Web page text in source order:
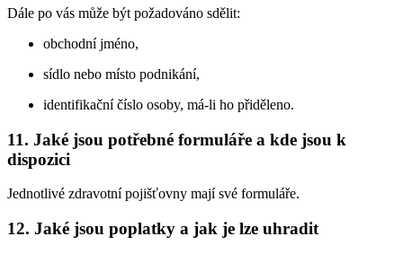
Dále po vás může být požadováno sdělit:
obchodní jméno,
sídlo nebo místo podnikání,
identifikační číslo osoby, má-li ho přiděleno.
11. Jaké jsou potřebné formuláře a kde jsou k
dispozici
Jednotlivé zdravotní pojišťovny mají své formuláře.
12. Jaké jsou poplatky a jak je lze uhradit